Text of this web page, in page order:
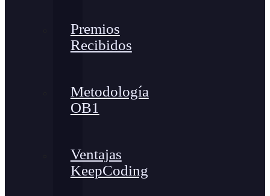
Premios
Recibidos
Metodología
OB1
Ventajas
KeepCoding